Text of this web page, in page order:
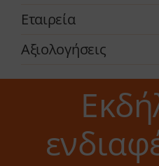
Εταιρεία
Αξιολογήσεις